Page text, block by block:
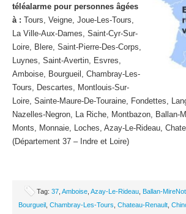
téléalarme pour personnes âgées
à : Tours, Veigne, Joue-Les-Tours,
La Ville-Aux-Dames, Saint-Cyr-Sur-
Loire, Blere, Saint-Pierre-Des-Corps,
Luynes, Saint-Avertin, Esvres,
Amboise, Bourgueil, Chambray-Les-
Tours, Descartes, Montlouis-Sur-
Loire, Sainte-Maure-De-Touraine, Fondettes,
Nazelles-Negron, La Riche, Montbazon, Ballan-
Monts, Monnaie, Loches, Azay-Le-Rideau,
(Département 37 – Indre et Loire)
Tag: 37 Amboise Azay-Le-Rideau Ballan-
Bourgueil Chambray-Les-Tours Chateau-Renault